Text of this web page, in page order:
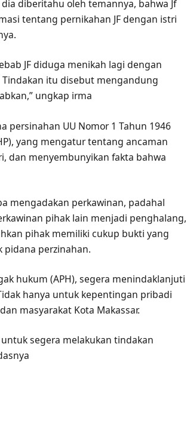
diberitahu oleh temannya, bahwa Jf
tentang pernikahan JF dengan istri
JF diduga menikah lagi dengan
itu disebut mengandung
ungkap irma
persinahan UU Nomor 1 Tahun 1946
yang mengatur tentang ancaman
dan menyembunyikan fakta bahwa
mengadakan perkawinan, padahal
pihak lain menjadi penghalang,
pihak memiliki cukup bukti yang
perzinahan.
hukum (APH), segera menindaklanjuti
hanya untuk kepentingan pribadi
masyarakat Kota Makassar.
segera melakukan tindakan